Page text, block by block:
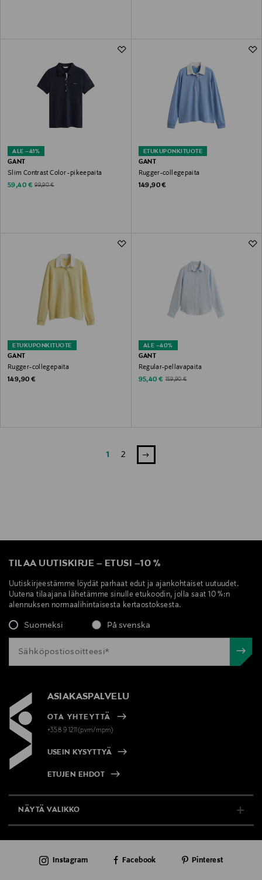
ALE –41%
GANT
Slim Contrast Color -pikeepaita
Discounted Price
59,40 € Original Price
99,90 €
ETUKUPONKITUOTE
GANT
Rugger-collegepaita
Original Price
149,90 €
ETUKUPONKITUOTE
GANT
Rugger-collegepaita
Original Price
149,90 €
ALE –40%
GANT
Regular-pellavapaita
Discounted Price
95,40 € Original Price
159,90 €
1 2
TILAA UUTISKIRJE – ETUSI –10 %
Uutiskirjeestämme löydät parhaat edut ja ajankohtaiset uutuudet.
Uutena tilaajana lähetämme sinulle etukoodin, jolla saat 10 %:n
alennuksen normaalihintaisesta kertaostoksesta.
Suomeksi På svenska
ASIAKASPALVELU
OTA YHTEYTTÄ
+358 9 1211(pvm/mpm)
USEIN KYSYTTYÄ
ETUJEN EHDOT
NÄYTÄ VALIKKO
AJANKOHTAISTA
Instagram Facebook Pinterest